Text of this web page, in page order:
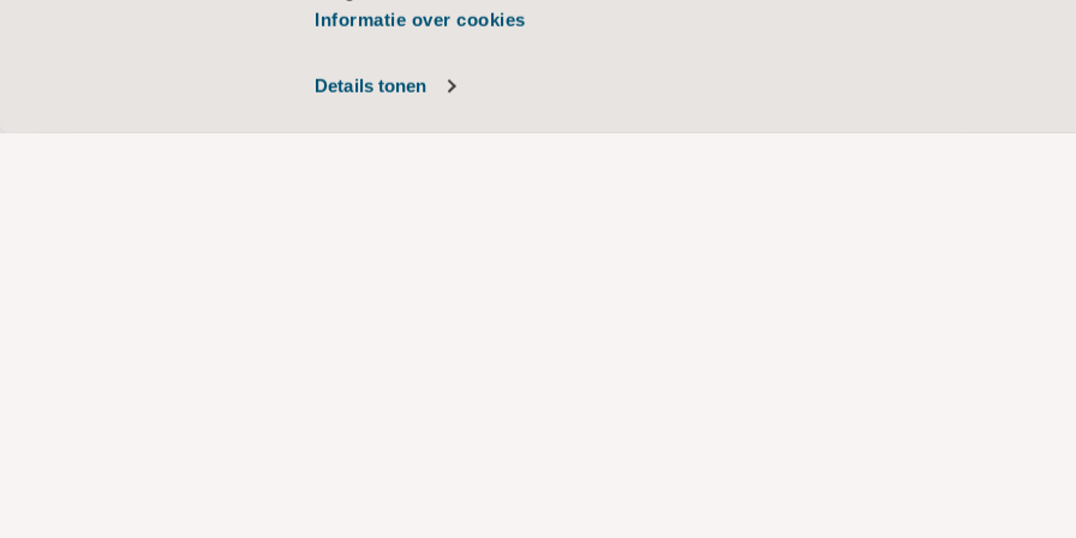
Informatie over cookies
Details tonen